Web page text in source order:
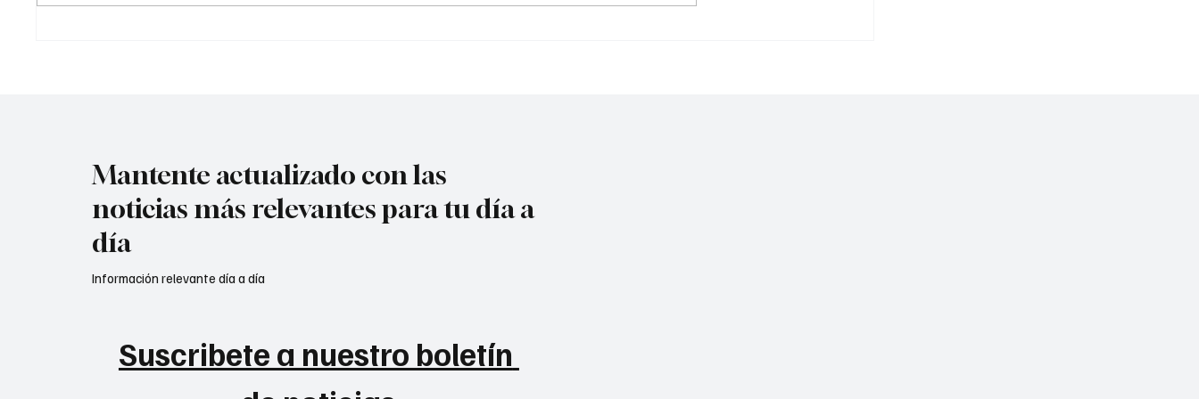
Mantente actualizado con las
noticias más relevantes para tu día a
día
Suscribete a nuestro boletín
Información relevante día a día